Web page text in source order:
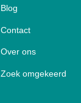
Blog
Contact
Over ons
Zoek omgekeerd